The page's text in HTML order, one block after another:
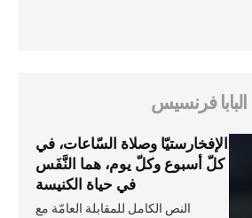
البابا فرنسيس
الإفخارستيّا وصلاة السّاعات، في
كلّ أسبوع وكلّ يوم، هما النَّفَس
في حياة الكنيسة
النص الكامل للمقابلة العامّة مع